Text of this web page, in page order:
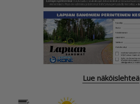
Lue näköislehteä